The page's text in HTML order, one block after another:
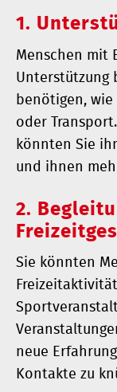
1.
Menschen mit
Unterstützung
benötigen, wie
oder
könnten Sie
und ihnen
2.
Sie könnten
neue
Kontakte zu